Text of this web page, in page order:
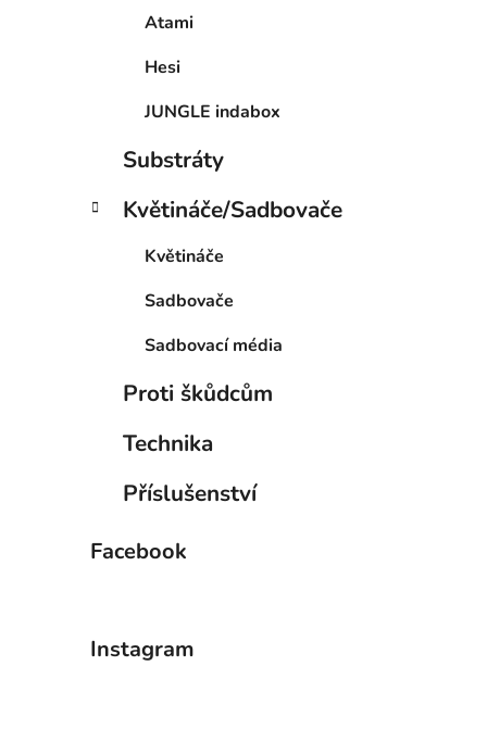
Atami
Hesi
JUNGLE indabox
Substráty
Květináče/Sadbovače
Květináče
Sadbovače
Sadbovací média
Proti škůdcům
Technika
Příslušenství
Facebook
Instagram